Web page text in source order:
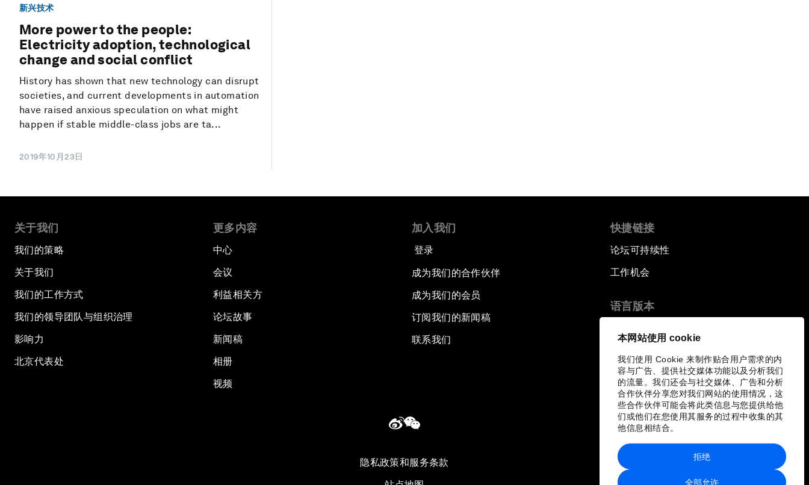
本网站使用 cookie
我们使用 Cookie 来制作贴合用户需求的内
容与广告、提供社交媒体功能以及分析我们
的流量。我们还会与社交媒体、广告和分析
合作伙伴分享您对我们网站的使用情况，这
些合作伙伴可能会将此类信息与您提供给他
们或他们在您使用其服务的过程中收集的其
他信息相结合。
全部允许
拒绝
新兴技术
More power to the people:
Electricity adoption, technological
change and social conflict
History has shown that new technology can disrupt
societies, and current developments in automation
have raised anxious speculation on what might
happen if stable middle-class jobs are ta...
2019年10月23日
关于我们
我们的策略
关于我们
我们的工作方式
我们的领导团队与组织治理
影响力
北京代表处
更多内容
中心
会议
利益相关方
论坛故事
新闻稿
相册
视频
加入我们
登录
成为我们的合作伙伴
成为我们的会员
订阅我们的新闻稿
联系我们
快捷链接
论坛可持续性
工作机会
语言版本
隐私政策和服务条款